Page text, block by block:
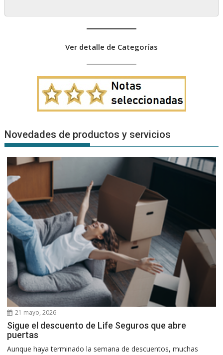
Ver detalle de Categorías
Novedades de productos y servicios
21 mayo, 2026
Sigue el descuento de Life Seguros que abre
puertas
Aunque haya terminado la semana de descuentos, muchas